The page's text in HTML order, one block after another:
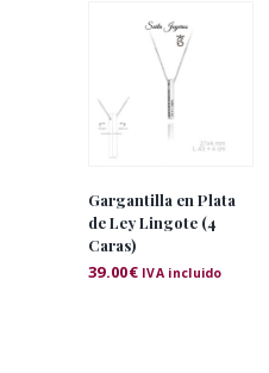
Gargantilla en Plata
de Ley Lingote (4
Caras)
39.00€ IVA incluido